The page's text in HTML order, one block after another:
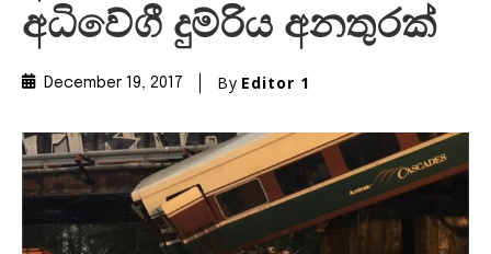
අධිවේගී දුම්රිය අනතුරක්
December 19, 2017 By Editor 1